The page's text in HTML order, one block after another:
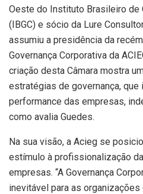
Oeste do Instituto Brasileiro de
(IBGC) e sócio da Lure
assumiu a presidência da
Governança Corporativa da
criação desta Câmara mostra
estratégias de governança,
performance das empresas,
como avalia Guedes.
Na sua visão, a Acieg se
estímulo à profissionalização
empresas. “A Governança
inevitável para as